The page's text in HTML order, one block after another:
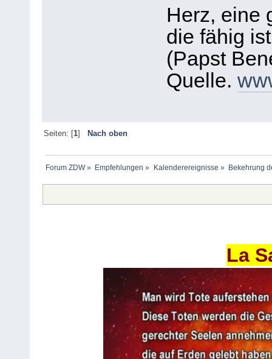
Herz, eine
die fähig
(Papst
Quelle.
Seiten: [1] Nach oben
Forum ZDW» Empfehlungen » Kalenderereignisse » Bekehrung
La